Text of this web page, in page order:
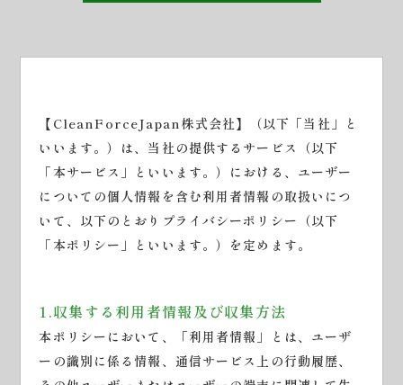
【CleanForceJapan株式会社】（以下「当社」と
いいます。）は、当社の提供するサービス（以下
「本サービス」といいます。）における、ユーザー
についての個人情報を含む利用者情報の取扱いにつ
いて、以下のとおりプライバシーポリシー（以下
「本ポリシー」といいます。）を定めます。
1.収集する利用者情報及び収集方法
本ポリシーにおいて、「利用者情報」とは、ユーザ
ーの識別に係る情報、通信サービス上の行動履歴、